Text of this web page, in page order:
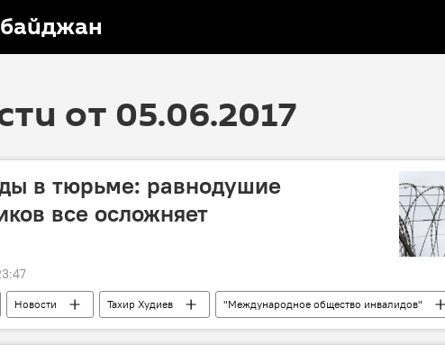
от 05.06.2017
в тюрьме: равнодушие
все осложняет
Новости Тахир Худиев
"Международное общество инвалидов"
проблемы протезы Азербайджан